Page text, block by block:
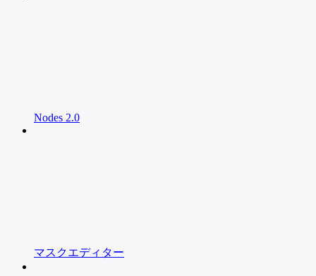
Nodes 2.0
マスクエディター